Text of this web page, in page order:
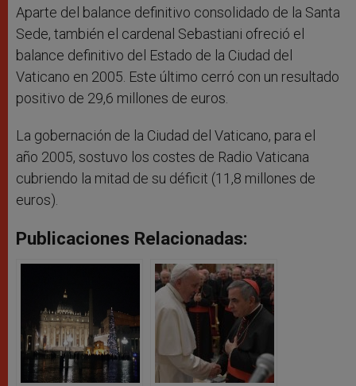
Aparte del balance definitivo consolidado de la Santa
Sede, también el cardenal Sebastiani ofreció el
balance definitivo del Estado de la Ciudad del
Vaticano en 2005. Este último cerró con un resultado
positivo de 29,6 millones de euros.
La gobernación de la Ciudad del Vaticano, para el
año 2005, sostuvo los costes de Radio Vaticana
cubriendo la mitad de su déficit (11,8 millones de
euros).
Publicaciones Relacionadas: